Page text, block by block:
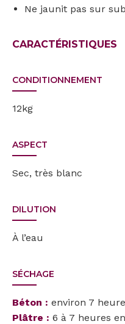
Ne jaunit pas sur
CARACTÉRISTIQUES
CONDITIONNEMENT
12kg
ASPECT
Sec, très blanc
DILUTION
À l’eau
SÉCHAGE
Béton : environ 7
Plâtre : 6 à 7 heures